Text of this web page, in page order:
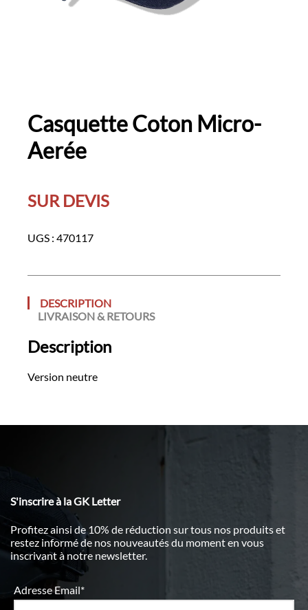
Casquette Coton Micro-
Aerée
SUR DEVIS
UGS : 470117
DESCRIPTION
LIVRAISON & RETOURS
Description
Version neutre
S'inscrire à la GK Letter
Profitez ainsi de 10% de réduction sur tous nos produits et
restez informé de nos nouveautés du moment en vous
inscrivant à notre newsletter.
Adresse Email*